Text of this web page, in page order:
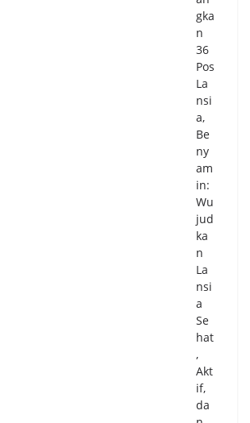
da
mp
ak
Ke
ker
ing
an
06/
08/
20
26
0
Co
m
nts
Sid
ak
Ta
mb
an
g
di
Boj
gka
n
36
Pos
La
nsi
a,
Be
ny
am
in:
Wu
jud
ka
n
La
nsi
a
Se
hat
,
Akt
if,
da